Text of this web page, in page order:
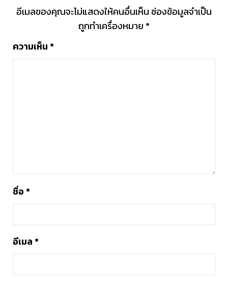
อีเมลของคุณจะไม่แสดงให้คนอื่นเห็นช่องข้อมูลจำเป็น
ถูกทำเครื่องหมาย*
ความเห็น*
ชื่อ*
อีเมล*